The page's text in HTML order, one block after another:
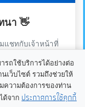
นา 👋
แชทกับเจ้าหน้าที่
รถใช้บริการได้อย่างต่อ
เว็บไซต์ รวมถึงช่วยให้
ความต้องการของท่าน
ด้จาก ประกาศการใช้คุกกี้
ฯ
ดนภาคใต้ ศอ.บต.
บลแก้ง ขอสงวนไว้
รส่วนตำบลแก้ง
ามพึงพอใจในการใช้
ช้งานเว็บไซต์ของเรา